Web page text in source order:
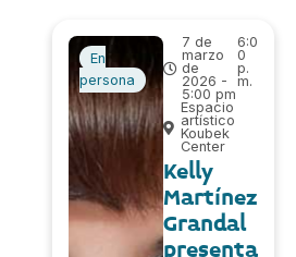
En
persona
7 de
marzo
de
2026 -
5:00 pm
6:0
0
p.
m.
Espacio
artístico
Koubek
Center
Kelly
Martínez
Grandal
presenta